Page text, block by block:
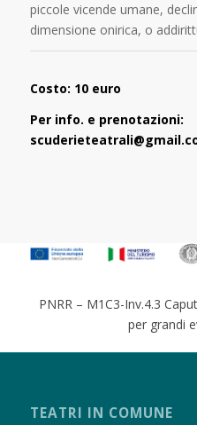
piccole vicende umane,
dimensione onirica, o
Costo: 10 euro
Per info. e prenotazioni:
PNRR – M1C3-Inv.4.3
per grandi
TEATRI IN COMUNE